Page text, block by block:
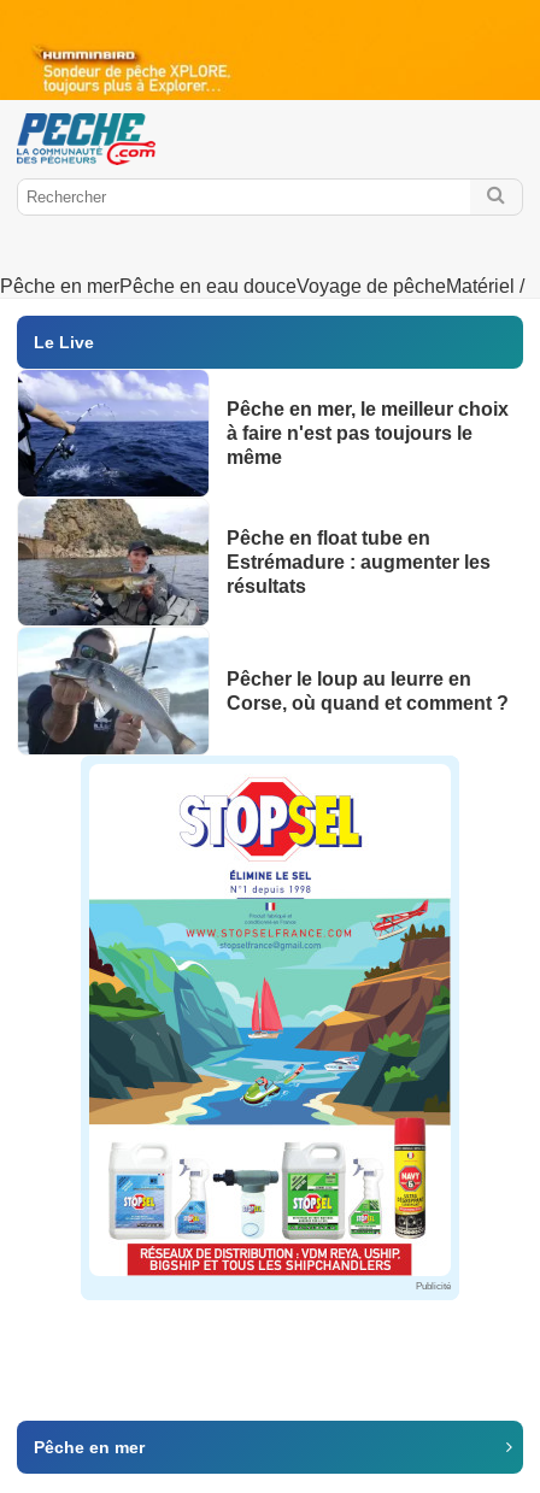
Pêche en merPêche en eau douceVoyage de pêcheMatériel /
Le Live
Pêche en mer, le meilleur choix
à faire n'est pas toujours le
même
Pêche en float tube en
Estrémadure : augmenter les
résultats
Pêcher le loup au leurre en
Corse, où quand et comment ?
Publicité
Pêche en mer